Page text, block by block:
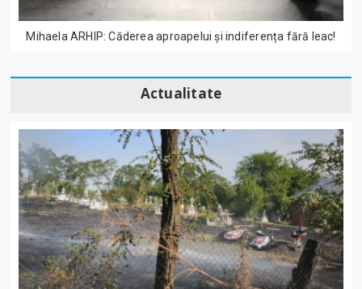
Mihaela ARHIP: Căderea aproapelui și indiferența fără leac!
Actualitate